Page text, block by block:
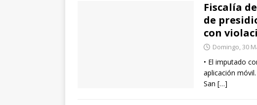
Fiscalía
de
con
Domingo, 30
• El imputado
aplicación
San […]